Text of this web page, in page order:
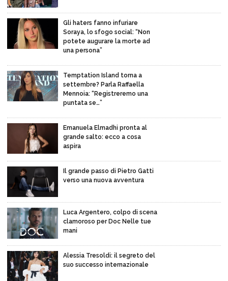
Gli haters fanno infuriare
Soraya, lo sfogo social: “Non
potete augurare la morte ad
una persona”
Temptation Island torna a
settembre? Parla Raffaella
Mennoia: “Registreremo una
puntata se…”
Emanuela Elmadhi pronta al
grande salto: ecco a cosa
aspira
Il grande passo di Pietro Gatti
verso una nuova avventura
Luca Argentero, colpo di scena
clamoroso per Doc Nelle tue
mani
Alessia Tresoldi: il segreto del
suo successo internazionale